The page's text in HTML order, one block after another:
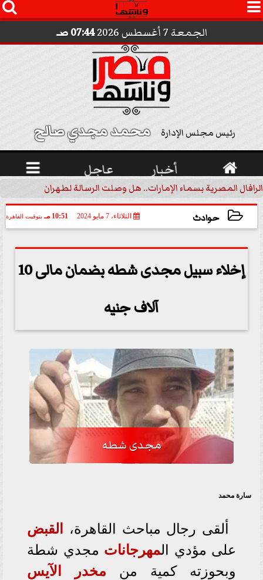
 
الجمعة 7 أغسطس 2026 07:44 صـ
رئيس مجلس الإدارة محمد مجدي صالح
 أخبار عاجل 
الرافال المصرية بسماء الإمارات.. هل وصلت الرسالة لطهران؟..
حوادث الثلاثاء، 7 مايو 2024 10:51 مـ بتوقيت القاهرة
إخلاء سبيل مجدى شطه بضمان مالى 10
آلاف جنيه
مجدى شطه
سارة محمد
ألقى رجال مباحث القاهرة،
القبض
على مؤدي المهرجانات مجدي شطة
وبحوزته كمية من مخدر
الآيس